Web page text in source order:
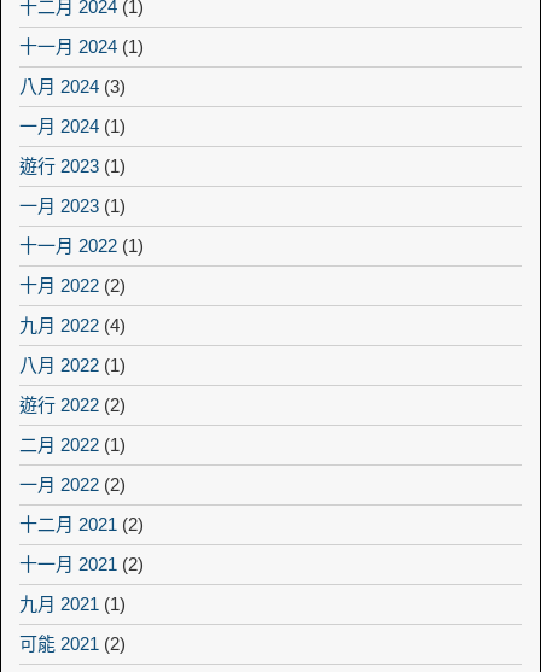
十二月 2024 (1)
十一月 2024 (1)
八月 2024 (3)
一月 2024 (1)
遊行 2023 (1)
一月 2023 (1)
十一月 2022 (1)
十月 2022 (2)
九月 2022 (4)
八月 2022 (1)
遊行 2022 (2)
二月 2022 (1)
一月 2022 (2)
十二月 2021 (2)
十一月 2021 (2)
九月 2021 (1)
可能 2021 (2)